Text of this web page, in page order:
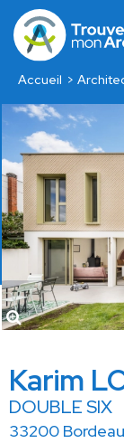
Accueil
Karim
DOUBLE SIX
33200